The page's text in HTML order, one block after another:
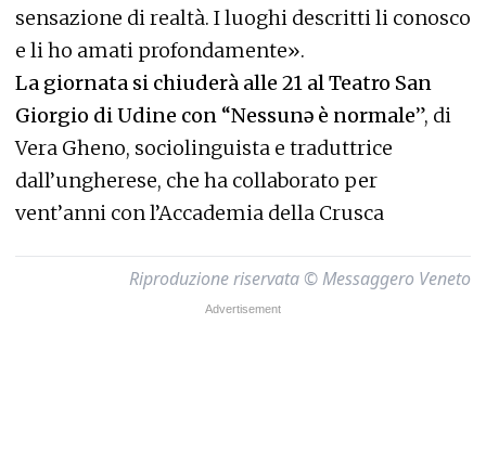
sensazione di realtà. I luoghi descritti li conosco
e li ho amati profondamente».
La giornata si chiuderà alle 21 al Teatro San
Giorgio di Udine con “Nessunə è normale”, di
Vera Gheno, sociolinguista e traduttrice
dall’ungherese, che ha collaborato per
vent’anni con l’Accademia della Crusca
Riproduzione riservata © Messaggero Veneto